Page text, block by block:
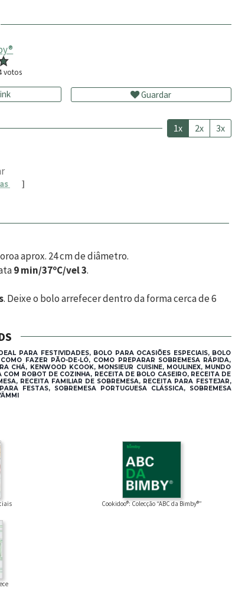
votos
Guardar
1x 2x 3x
]
aprox. 24 cm de diâmetro.
9 min/37ºC/vel 3.
. Deixe o bolo arrefecer dentro da forma cerca de 6
PARA FESTIVIDADES, BOLO PARA OCASIÕES ESPECIAIS, BOLO
FAZER PÃO-DE-LÓ, COMO PREPARAR SOBREMESA RÁPIDA,
CHÁ, KENWOOD KCOOK, MONSIEUR CUISINE, MOULINEX, MUNDO
ROBOT DE COZINHA, RECEITA DE BOLO CASEIRO, RECEITA DE
RECEITA FAMILIAR DE SOBREMESA, RECEITA PARA FESTEJAR,
FESTAS, SOBREMESA PORTUGUESA CLÁSSICA, SOBREMESA
Cookidoo®: Colecção “ABC da Bimby®”